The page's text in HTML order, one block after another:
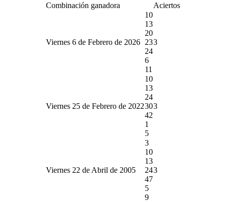
Combinación ganadora Aciertos
Viernes 6 de Febrero de 2026
10
13
20
23
24
6
11
3
Viernes 25 de Febrero de 2022
10
13
24
30
42
1
5
3
Viernes 22 de Abril de 2005
3
10
13
24
47
5
9
3